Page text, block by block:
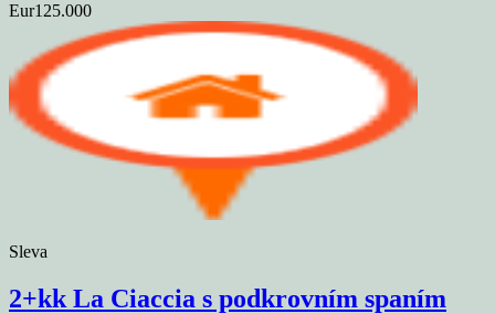
Eur125.000
Sleva
2+kk La Ciaccia s podkrovním spaním